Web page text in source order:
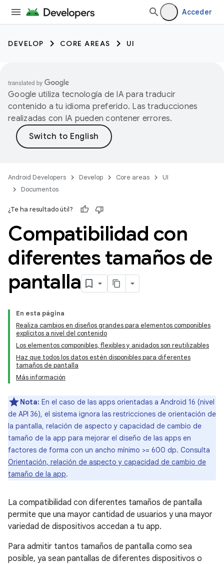
Acceder
DEVELOP CORE AREAS UI
Google utiliza tecnología de IA para traducir
contenido a tu idioma preferido. Las traducciones
realizadas con IA pueden contener errores.
Android Developers Develop Core areas
UI
Documentos
¿Te ha resultado útil?
Compatibilidad con
diferentes tamaños de
pantalla
En esta página
Realiza cambios en diseños grandes para elementos componibles
explícitos a nivel del contenido
Los elementos componibles, flexibles y anidados son reutilizables
Haz que todos los datos estén disponibles para diferentes
tamaños de pantalla
Más información
Nota: En el caso de las apps orientadas a Android 16 (nivel
de API 36), el sistema ignora las restricciones de orientación de
la pantalla, relación de aspecto y capacidad de cambio de
tamaño de la app para mejorar el diseño de las apps en
factores de forma con un ancho mínimo >= 600 dp. Consulta
Orientación, relación de aspecto y capacidad de cambio de
tamaño de la app.
La compatibilidad con diferentes tamaños de pantalla
permite que una mayor cantidad de usuarios y una mayor
variedad de dispositivos accedan a tu app.
Para admitir tantos tamaños de pantalla como sea
posible, ya sean pantallas de diferentes dispositivos o